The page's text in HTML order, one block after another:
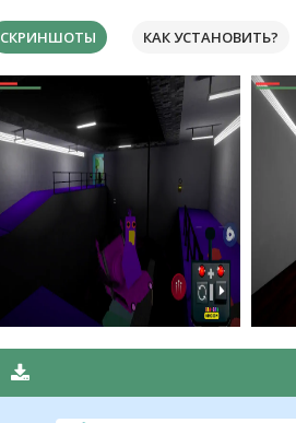
СКРИНШОТЫ КАК УСТАНОВИТЬ?